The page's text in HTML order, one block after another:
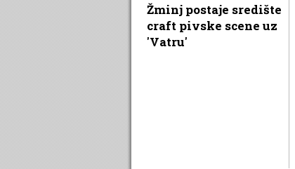
Žminj postaje središte
craft pivske scene uz
'Vatru'